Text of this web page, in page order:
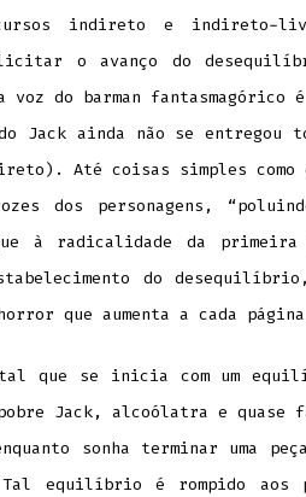
indireto e indireto-
o avanço do
a voz do barman fantasmagórico
Jack ainda não se entregou
Até coisas simples como
dos personagens,
à radicalidade da
do
que aumenta a cada
que se inicia com um
Jack, alcoólatra e quase
sonha terminar uma
equilíbrio é rompido aos